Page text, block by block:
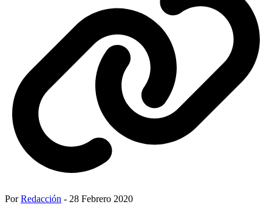
PorRedacción - 28 Febrero 2020